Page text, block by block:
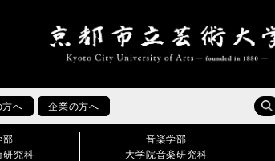
方へ 企業の方へ
部
研究科
音楽学部
大学院音楽研究科